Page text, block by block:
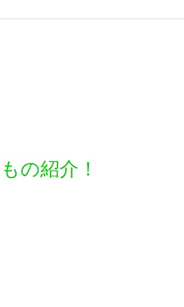
の紹介！